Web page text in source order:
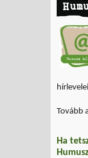
Tovább
Ha